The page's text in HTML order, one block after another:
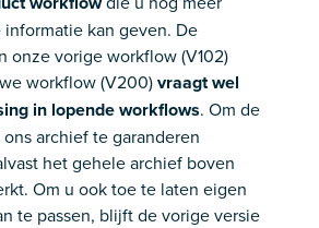
kan geven. De
onze vorige workflow (V102)
workflow (V200)vraagt wel
in lopende workflows. Om de
archief te garanderen
het gehele archief boven
Om u ook toe te laten eigen
te passen, blijft de vorige versie